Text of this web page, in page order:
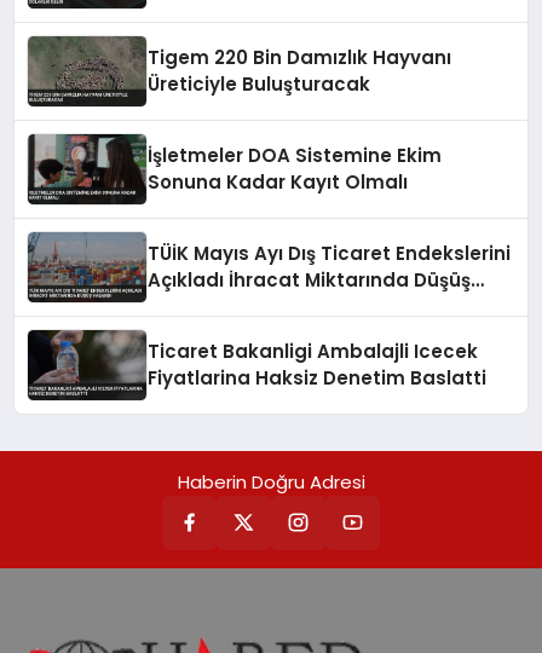
Tigem 220 Bin Damızlık Hayvanı
Üreticiyle Buluşturacak
İşletmeler DOA Sistemine Ekim
Sonuna Kadar Kayıt Olmalı
TÜİK Mayıs Ayı Dış Ticaret Endekslerini
Açıkladı İhracat Miktarında Düşüş
Ticaret Bakanligi Ambalajli Icecek
Fiyatlarina Haksiz Denetim Baslatti
Haberin Doğru Adresi